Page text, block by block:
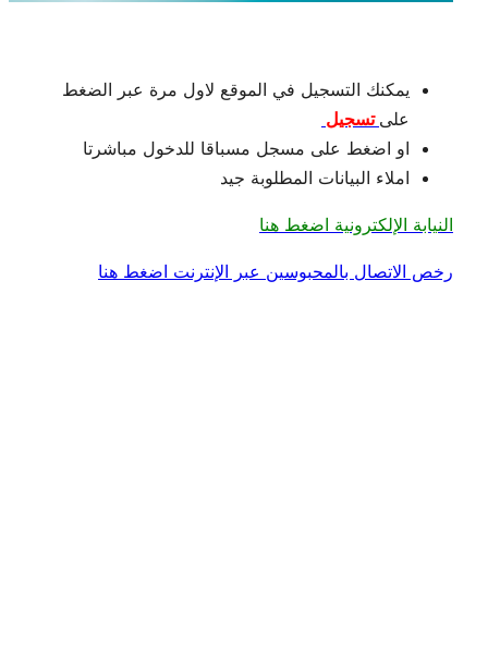
يمكنك التسجيل في الموقع لاول مرة عبر الضغط
على تسجيل
او اضغط على مسجل مسباقا للدخول مباشرتا
املاء البيانات المطلوبة جيد
النيابة الإلكترونية اضغط هنا
رخص الاتصال بالمحبوسين عبر الإنترنت اضغط هنا